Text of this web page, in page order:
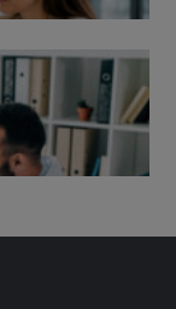
pro